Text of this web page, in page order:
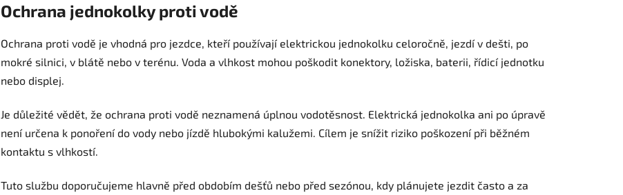
Ochrana jednokolky proti vodě
Ochrana proti vodě je vhodná pro jezdce, kteří používají elektrickou jednokolku celoročně, jezdí v dešti, po
mokré silnici, v blátě nebo v terénu. Voda a vlhkost mohou poškodit konektory, ložiska, baterii, řídicí jednotku
nebo displej.
Je důležité vědět, že ochrana proti vodě neznamená úplnou vodotěsnost. Elektrická jednokolka ani po úpravě
není určena k ponoření do vody nebo jízdě hlubokými kalužemi. Cílem je snížit riziko poškození při běžném
kontaktu s vlhkostí.
Tuto službu doporučujeme hlavně před obdobím dešťů nebo před sezónou, kdy plánujete jezdit často a za